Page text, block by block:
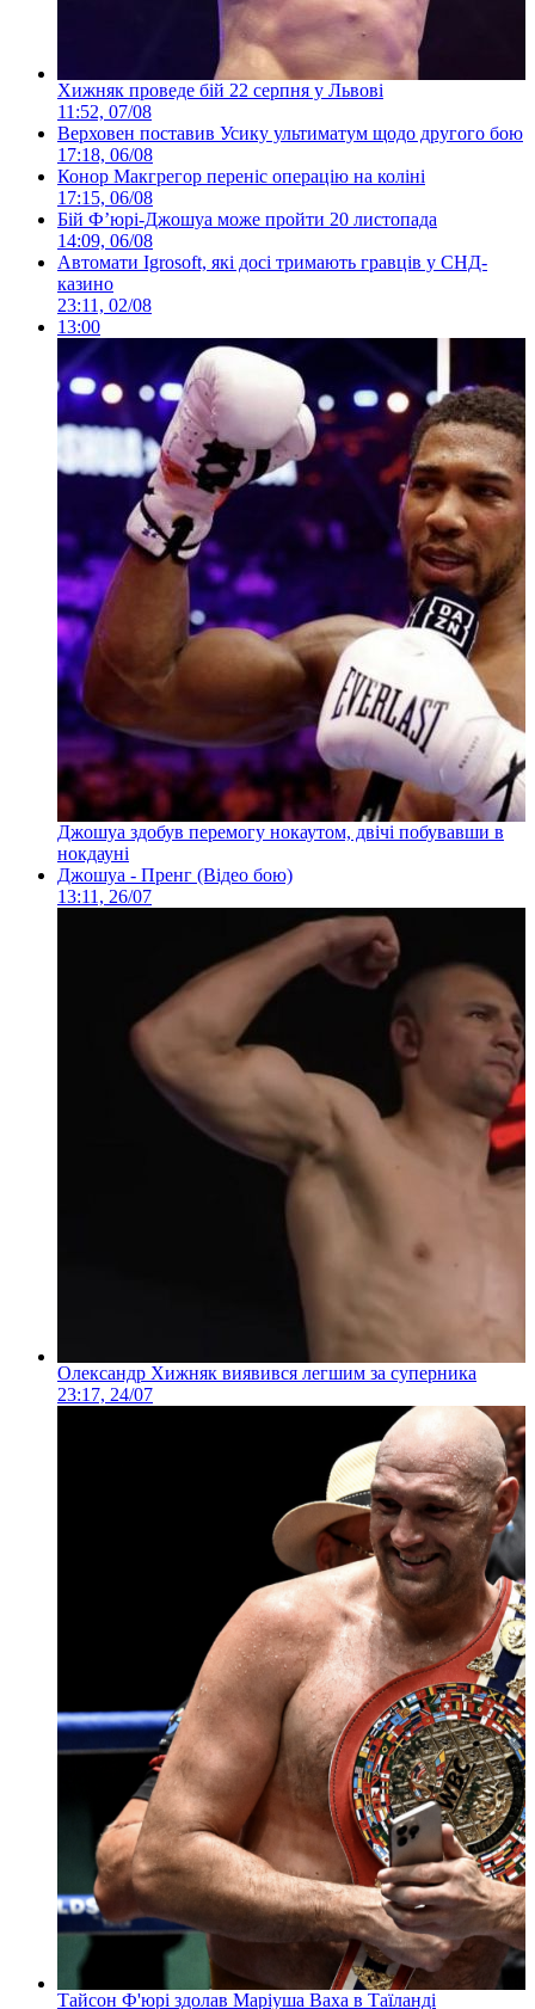
Хижняк проведе бій 22 серпня у Львові
11:52, 07/08
Верховен поставив Усику ультиматум щодо другого бою
17:18, 06/08
Конор Макгрегор переніс операцію на коліні
17:15, 06/08
Бій Ф’юрі-Джошуа може пройти 20 листопада
14:09, 06/08
Автомати Igrosoft, які досі тримають гравців у СНД-
казино
23:11, 02/08
13:00
Джошуа здобув перемогу нокаутом, двічі побувавши в
нокдауні
Джошуа - Пренг (Відео бою)
13:11, 26/07
Олександр Хижняк виявився легшим за суперника
23:17, 24/07
Тайсон Ф'юрі здолав Маріуша Ваха в Таїланді